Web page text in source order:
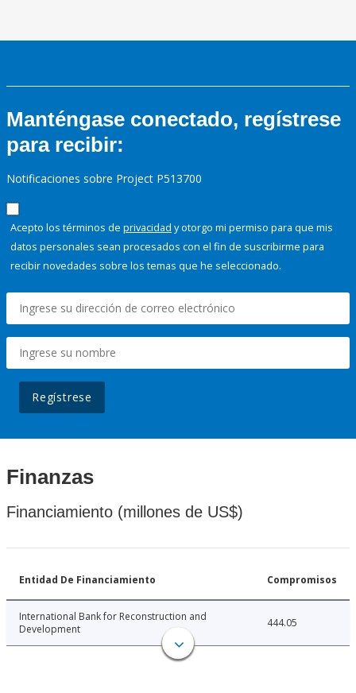
Manténgase conectado, regístrese
para recibir:
Notificaciones sobre Project P513700
Acepto los términos de privacidad y otorgo mi permiso para que mis
datos personales sean procesados con el fin de suscribirme para
recibir novedades sobre los temas que he seleccionado.
Regístrese
Finanzas
Financiamiento (millones de US$)
Entidad De Financiamiento Compromisos
International Bank for Reconstruction and
Development
444.05